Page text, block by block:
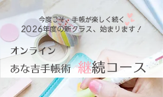
あな吉手帳術継続コース
今度こそ、手帳が楽しく続く
2026年度の新クラス、始まります！
​オンライン